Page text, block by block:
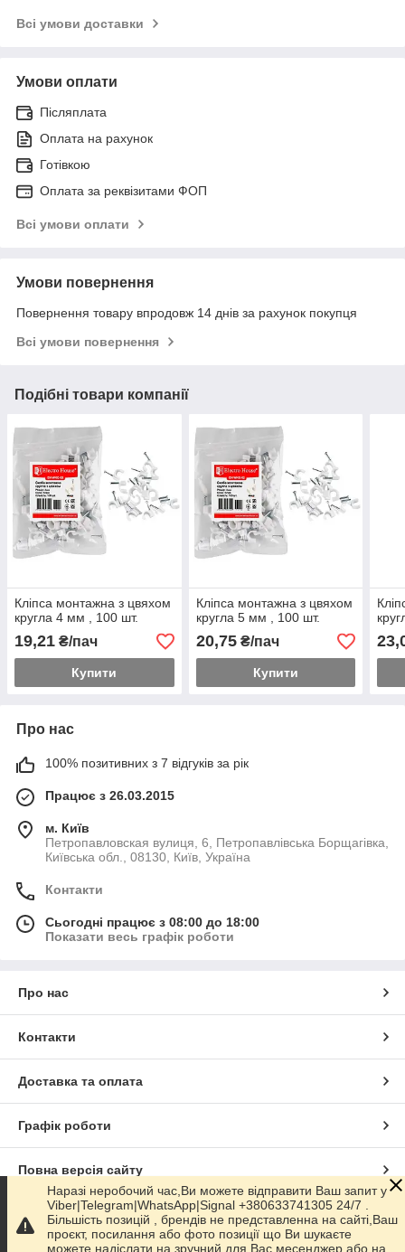
Всі умови доставки
Умови оплати
Післяплата
Оплата на рахунок
Готівкою
Оплата за реквізитами ФОП
Всі умови оплати
Умови повернення
Повернення товару впродовж 14 днів за рахунок покупця
Всі умови повернення
Подібні товари компанії
Кліпса монтажна з цвяхом
кругла 4 мм , 100 шт.
19,21 ₴/пач
Купити
Кліпса монтажна з цвяхом
кругла 5 мм , 100 шт.
20,75₴/пач
Купити
Про нас
100% позитивних з 7 відгуків за рік
Працює з 26.03.2015
м. Київ
Петропавловская вулиця, 6, Петропавлівська Борщагівка,
Київська обл., 08130, Київ, Україна
Контакти
Сьогодні працює з 08:00 до 18:00
Показати весь графік роботи
Про нас
Контакти
Доставка та оплата
Графік роботи
Повна версія сайту
Сайт створено на маркетплейсіProm.ua
Наразі неробочий час,Ви можете відправити Ваш запит у
Viber|Telegram|WhatsApp|Signal +380633741305 24/7 .
Більшість позицій , брендів не представленна на сайті,Ваш
проєкт, посилання або фото позиції що Ви шукаєте
можете надіслати на зручний для Вас месенджер або на